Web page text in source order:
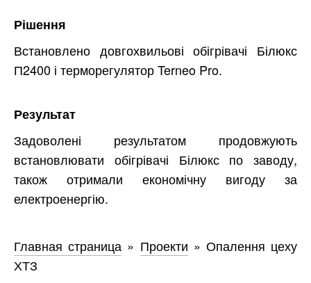
Рішення
Встановлено довгохвильові обігрівачі Білюкс
П2400 і терморегулятор Terneo Pro.
Результат
Задоволені результатом продовжують
встановлювати обігрівачі Білюкс по заводу,
також отримали економічну вигоду за
електроенергію.
Главная страница » Проекти » Опалення цеху
ХТЗ